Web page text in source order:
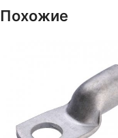
Похожие